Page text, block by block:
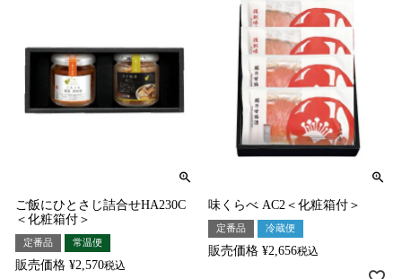
ご飯にひとさじ詰合せHA230C
＜化粧箱付＞
定番品 常温便
販売価格 ¥2,570税込
味くらべ AC2＜化粧箱付＞
定番品 冷蔵便
販売価格 ¥2,656税込